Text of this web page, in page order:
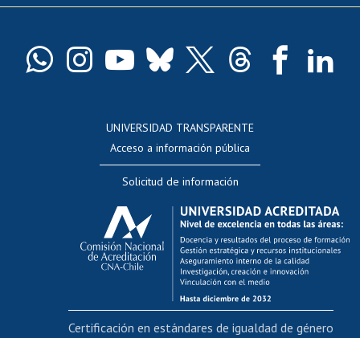
Docentes
Evaluación docente
Calificación académica
Postulación al AUCAI
Funcionarias/os
Cursos internos de capacitación
Bienestar del personal
Portal de movilidad interna
UNIVERSIDAD TRANSPARENTE
Acceso a información pública
Solicitud de información
Certificación en estándares de igualdad de género